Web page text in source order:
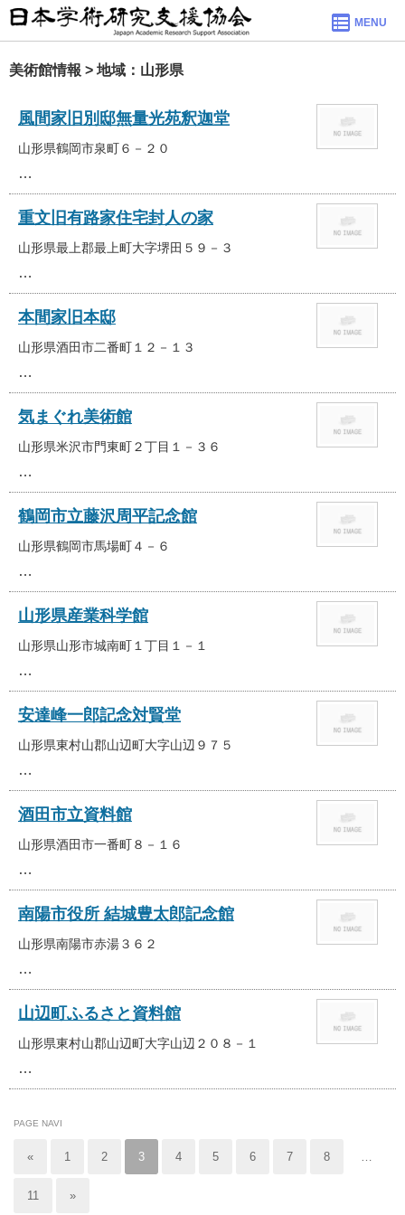
MENU
美術館情報 > 地域：山形県
風間家旧別邸無量光苑釈迦堂
山形県鶴岡市泉町６－２０
…
重文旧有路家住宅封人の家
山形県最上郡最上町大字堺田５９－３
…
本間家旧本邸
山形県酒田市二番町１２－１３
…
気まぐれ美術館
山形県米沢市門東町２丁目１－３６
…
鶴岡市立藤沢周平記念館
山形県鶴岡市馬場町４－６
…
山形県産業科学館
山形県山形市城南町１丁目１－１
…
安達峰一郎記念対賢堂
山形県東村山郡山辺町大字山辺９７５
…
酒田市立資料館
山形県酒田市一番町８－１６
…
南陽市役所 結城豊太郎記念館
山形県南陽市赤湯３６２
…
山辺町ふるさと資料館
山形県東村山郡山辺町大字山辺２０８－１
…
PAGE NAVI
« 1 2 3 4 5 6 7 8 …
11 »